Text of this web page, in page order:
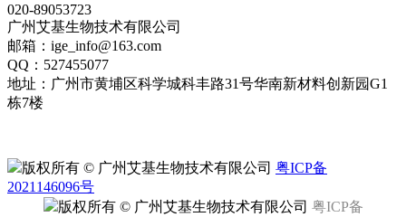
020-89053723
广州艾基生物技术有限公司
邮箱：ige_info@163.com
QQ：527455077
地址：广州市黄埔区科学城科丰路31号华南新材料创新园G1
栋7楼
版权所有 © 广州艾基生物技术有限公司 粤ICP备
2021146096号
版权所有 © 广州艾基生物技术有限公司 粤ICP备